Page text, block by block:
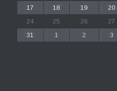
17
18 19 20
24
25 26 27
31
1 2 3